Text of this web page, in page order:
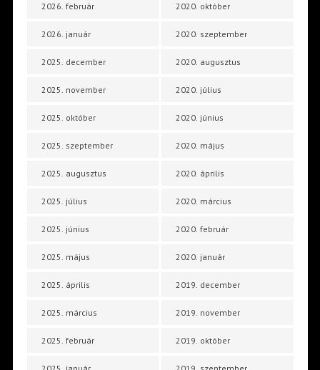
2026. február
2026. január
2025. december
2025. november
2025. október
2025. szeptember
2025. augusztus
2025. július
2025. június
2025. május
2025. április
2025. március
2025. február
2020. október
2020. szeptember
2020. augusztus
2020. július
2020. június
2020. május
2020. április
2020. március
2020. február
2020. január
2019. december
2019. november
2019. október